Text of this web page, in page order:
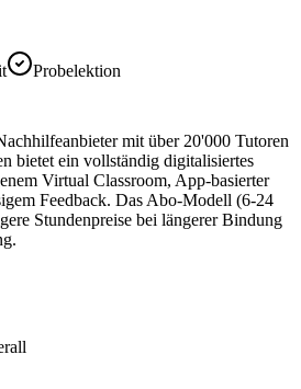
Probelektion
mit über 20'000 Tutoren
bietet ein vollständig digitalisiertes
Virtual Classroom, App-basierter
Feedback. Das Abo-Modell (6-24
Stundenpreise bei längerer Bindung